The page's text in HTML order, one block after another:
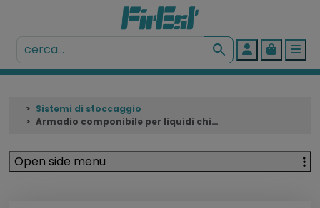
Account
Cart
Sistemi di stoccaggio
Armadio componibile per liquidi chimici 144 lt
Open side menu